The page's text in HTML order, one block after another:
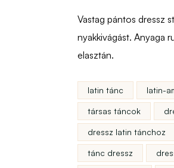
Vastag pántos dressz
nyakkivágást. Anyaga
elasztán.
latin tánc latin-
társas táncok
dressz latin tánchoz
tánc dressz